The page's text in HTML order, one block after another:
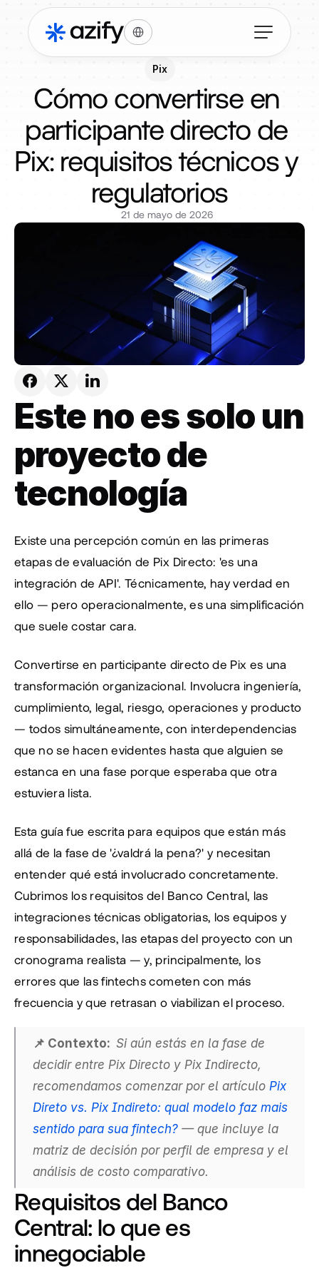
Select Language
Pix
Cómo convertirse en
participante directo de
Pix: requisitos técnicos y
regulatorios
21 de mayo de 2026
Este no es solo un
proyecto de
tecnología
Existe una percepción común en las primeras
etapas de evaluación de Pix Directo: 'es una
integración de API'. Técnicamente, hay verdad en
ello — pero operacionalmente, es una simplificación
que suele costar cara.
Convertirse en participante directo de Pix es una
transformación organizacional. Involucra ingeniería,
cumplimiento, legal, riesgo, operaciones y producto
— todos simultáneamente, con interdependencias
que no se hacen evidentes hasta que alguien se
estanca en una fase porque esperaba que otra
estuviera lista.
Esta guía fue escrita para equipos que están más
allá de la fase de '¿valdrá la pena?' y necesitan
entender qué está involucrado concretamente.
Cubrimos los requisitos del Banco Central, las
integraciones técnicas obligatorias, los equipos y
responsabilidades, las etapas del proyecto con un
cronograma realista — y, principalmente, los
errores que las fintechs cometen con más
frecuencia y que retrasan o viabilizan el proceso.
📌 Contexto: Si aún estás en la fase de
decidir entre Pix Directo y Pix Indirecto,
recomendamos comenzar por el artículo Pix
Direto vs. Pix Indireto: qual modelo faz mais
sentido para sua fintech? — que incluye la
matriz de decisión por perfil de empresa y el
análisis de costo comparativo.
Requisitos del Banco
Central: lo que es
innegociable